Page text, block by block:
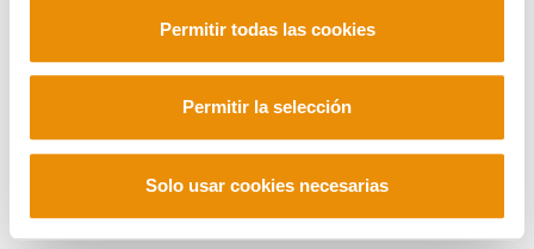
Permitir todas las cookies
Permitir la selección
Solo usar cookies necesarias